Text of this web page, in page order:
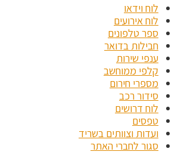
לוח וידאו
לוח אירועים
ספר טלפונים
חבילות בדואר
ענפי שירות
קלפי ממוחשב
מספרי חירום
סידור רכב
לוח דרושים
טפסים
ועדות וצוותים בשריד
סגור לחברי האתר